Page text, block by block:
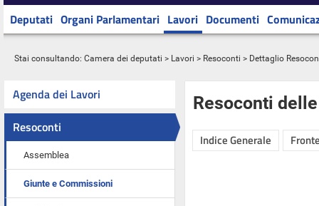
Deputati Organi Parlamentari Lavori Documenti
Stai consultando: Camera dei deputati > Lavori > Resoconti > Dettaglio
Agenda dei Lavori
Resoconti
Assemblea
Giunte e Commissioni
Resoconti
Indice Generale